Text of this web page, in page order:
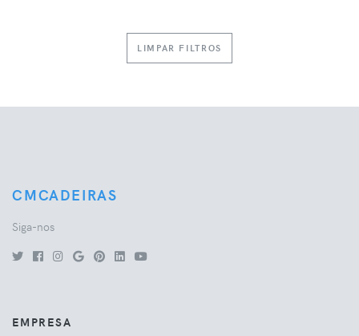
LIMPAR FILTROS
CMCADEIRAS
Siga-nos
EMPRESA